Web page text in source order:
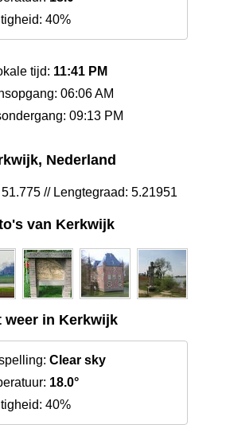
40%
tijd: 11:41 PM
06:06 AM
09:13 PM
Nederland
// Lengtegraad: 5.21951
van Kerkwijk
weer in Kerkwijk
Clear sky
18.0°
40%